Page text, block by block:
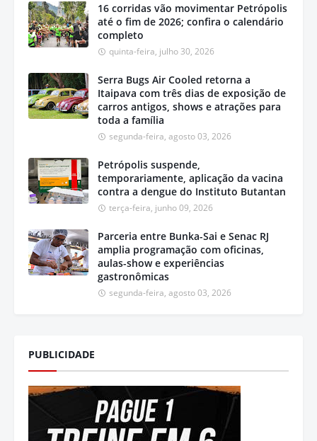
16 corridas vão movimentar Petrópolis
até o fim de 2026; confira o calendário
completo
quinta-feira, julho 30, 2026
Serra Bugs Air Cooled retorna a
Itaipava com três dias de exposição de
carros antigos, shows e atrações para
toda a família
segunda-feira, agosto 03, 2026
Petrópolis suspende,
temporariamente, aplicação da vacina
contra a dengue do Instituto Butantan
terça-feira, junho 09, 2026
Parceria entre Bunka-Sai e Senac RJ
amplia programação com oficinas,
aulas-show e experiências
gastronômicas
segunda-feira, agosto 03, 2026
PUBLICIDADE